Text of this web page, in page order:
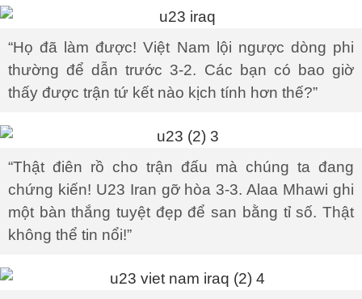
“Họ đã làm được! Việt Nam lội ngược dòng phi
thường để dẫn trước 3-2. Các bạn có bao giờ
thấy được trận tứ kết nào kịch tính hơn thế?”
“Thật điên rồ cho trận đấu mà chúng ta đang
chứng kiến! U23 Iran gỡ hòa 3-3. Alaa Mhawi ghi
một bàn thắng tuyệt đẹp để san bằng tỉ số. Thật
không thể tin nổi!”